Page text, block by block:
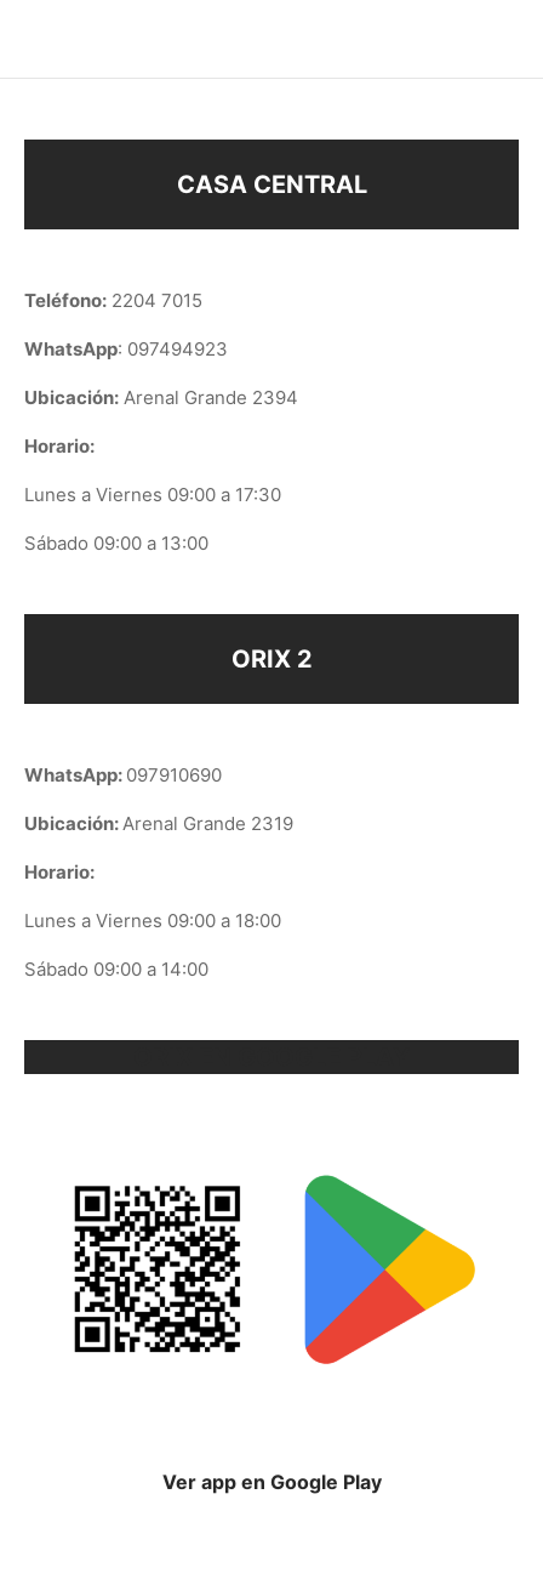
CASA CENTRAL
Teléfono: 2204 7015
WhatsApp: 097494923
Ubicación: Arenal Grande 2394
Horario:
Lunes a Viernes 09:00 a 17:30
Sábado 09:00 a 13:00
ORIX 2
WhatsApp: 097910690
Ubicación:Arenal Grande 2319
Horario:
Lunes a Viernes 09:00 a 18:00
Sábado 09:00 a 14:00
Ver app en Google Play